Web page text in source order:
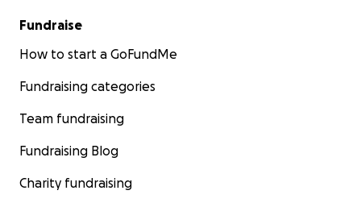
Fundraise
How to start a GoFundMe
Fundraising categories
Team fundraising
Fundraising Blog
Charity fundraising